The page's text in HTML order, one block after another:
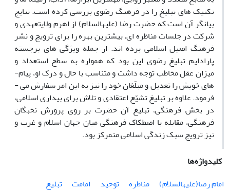
تکنیک­ های تبلیغ را در فرهنگ رضوی بررسی کرده است. نتایج
بیانگر آن است که حضرت رضا (علیه‎السلام) از اهرم ولایتعهدی و
شرکت در جلسات مناظره­ ای، بیشترین بهره را برای ترویج و نشر
فرهنگ اصیل اسلامی برده­ اند. از جمله ویژگی­ های برجسته
پارادایم تبلیغ رضوی این بود که همواره به سطح استعداد و
میزان عقل مخاطب توجه داشت و متناسب با حال و درک او، پیام­
های خویش را تعدیل و مبلّغان خود را نیز به این امر سفارش می ­
فرمود. علاوه بر تبلیغ تشیّع اعتقادی و تلاش برای بیداری اسلامی،
در بخش فرهنگی، تبلیغ آن حضرت بر روی پرورش نخبگان
فرهنگی، مقابله با اصطکاک فرهنگی میان جهان اسلام و غرب و
نیز ترویج سبک زندگی اسلامی متمرکز بود.
کلیدواژه‌ها
امام‏ رضا(علیه‎السلام)
مناظره توحید امامت
تبلیغ